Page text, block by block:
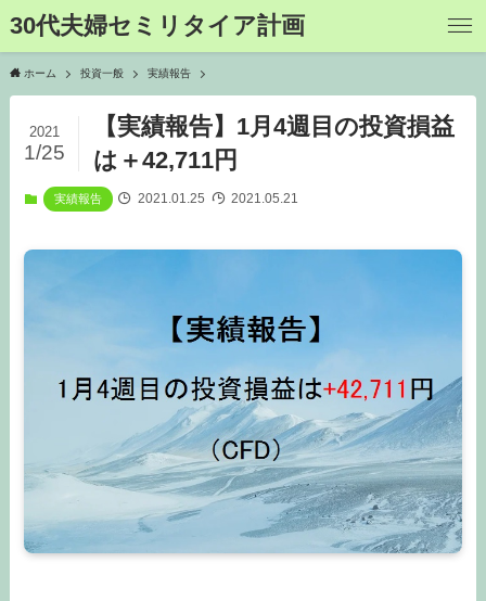
30代夫婦セミリタイア計画
ホーム 投資一般 実績報告
【実績報告】1月4週目の投資損益
は＋42,711円
2021
1/25
実績報告 2021.01.25 2021.05.21